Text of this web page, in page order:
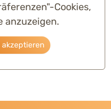
Cookies,
anzuzeigen.
akzeptieren